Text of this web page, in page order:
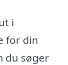
i
for din
du søger